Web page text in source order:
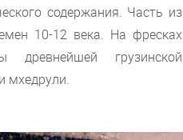
содержания. Часть из
10-12 века. На фресках
древнейшей грузинской
мхедрули.